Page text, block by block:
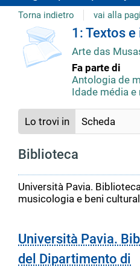
Torna indietro vai alla
Dettaglio
del
documento
1: Textos
Arte das
Fa parte di
Antologia de
Idade média e
Lo trovi in Scheda
Biblioteca
Università Pavia.
musicologia e beni
Università Pavia.
del Dipartimento di